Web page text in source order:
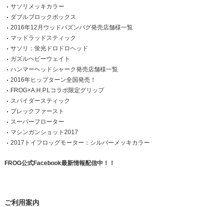
サソリメッキカラー
ダブルブロックボックス
2016年12月ウッドバズンバグ発売店舗様一覧
マッドラッドスティック
サソリ：蛍光ドロドロヘッド
ガズルヘビーウェイト
ハンマーヘッドシャーク発売店舗様一覧
2016年ヒップターン全国発売！
FROG×A.H.P.Lコラボ限定グリップ
スパイダースティック
ブレックファースト
スーパーフローター
マシンガンショット2017
2017トイフロッグモーター：シルバーメッキカラー
FROG公式Facebook最新情報配信中！！
ご利用案内